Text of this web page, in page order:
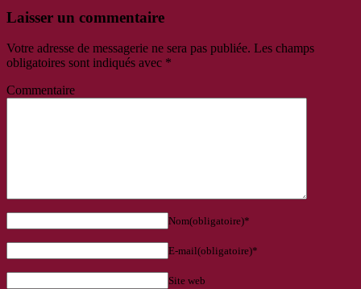
Laisser un commentaire
Votre adresse de messagerie ne sera pas publiée. Les champs
obligatoires sont indiqués avec *
Commentaire
Nom(obligatoire)*
E-mail(obligatoire)*
Site web